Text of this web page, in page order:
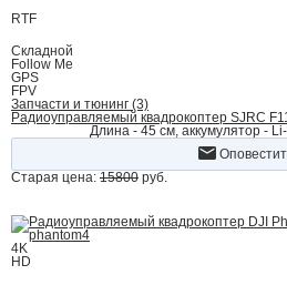
RTF
Складной
Follow Me
GPS
FPV
Запчасти и тюнинг (3)
Радиоуправляемый квадрокоптер SJRC
Длина - 45 см, аккумулятор -
Старая цена: 15800 руб.
4K
HD